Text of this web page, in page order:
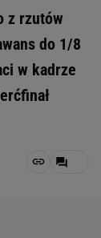
z rzutów
do 1/8
w kadrze